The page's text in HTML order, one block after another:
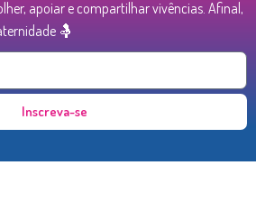
apoiar e compartilhar vivências. Afinal,
🤱
Inscreva-se